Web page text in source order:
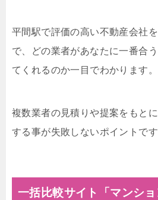
平間駅で評価の高い不動産会社
で、どの業者があなたに一番合
てくれるのか一目でわかります。
複数業者の見積りや提案をもと
する事が失敗しないポイントです
一括比較サイト「マンシ